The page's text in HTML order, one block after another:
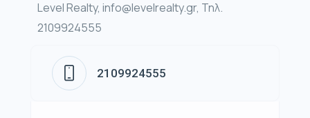
Level Realty, info@levelrealty.gr, Τηλ.
2109924555
2109924555